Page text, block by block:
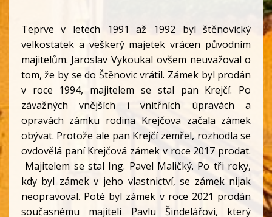
Teprve v letech 1991 až 1992 byl štěnovický
velkostatek a veškerý majetek vrácen původním
majitelům. Jaroslav Vykoukal ovšem neuvažoval o
tom, že by se do Štěnovic vrátil. Zámek byl prodán
v roce 1994, majitelem se stal pan Krejčí. Po
závažných vnějších i vnitřních úpravách a
opravách zámku rodina Krejčova začala zámek
obývat. Protože ale pan Krejčí zemřel, rozhodla se
ovdovělá paní Krejčová zámek v roce 2017 prodat.
Majitelem se stal Ing. Pavel Maličký. Po tři roky,
kdy byl zámek v jeho vlastnictví, se zámek nijak
neopravoval. Poté byl zámek v roce 2021 prodán
současnému majiteli Pavlu Šindelářovi, který